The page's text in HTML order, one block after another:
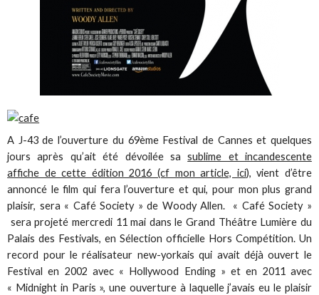
A J-43 de l’ouverture du 69ème Festival de Cannes et quelques
jours après qu’ait été dévoilée sasublime et incandescente
affiche de cette édition 2016 (cf mon article, ici), vient d’être
annoncé le film qui fera l’ouverture et qui, pour mon plus grand
plaisir, sera « Café Society » de Woody Allen. « Café Society »
sera projeté mercredi 11 mai dans le Grand Théâtre Lumière du
Palais des Festivals, en Sélection officielle Hors Compétition. Un
record pour le réalisateur new-yorkais qui avait déjà ouvert le
Festival en 2002 avec « Hollywood Ending » et en 2011 avec
« Midnight in Paris », une ouverture à laquelle j’avais eu le plaisir